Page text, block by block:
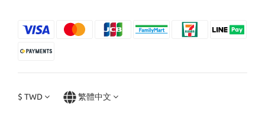
$ TWD 繁體中文